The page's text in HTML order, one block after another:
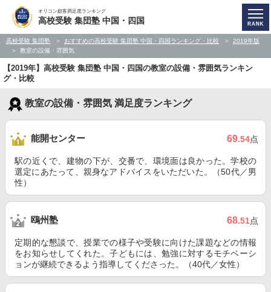
オリコン顧客満足度ランキング
高校受験 集団塾 中国・四国
高校受験 集団塾 おすすめの高校受験 集団塾 中国・四国ランキング・比較
2019年版
教室の設備・雰囲気
【2019年】高校受験 集団塾 中国・四国の教室の設備・雰囲気ランキン
グ・比較
教室の設備・雰囲気 満足度ランキング
能開センター 69.54点
駅の近くで、建物の下が、交番で、環境面は良かった。学校の
選定にあたって、親身なアドバイスをいただいた。（50代／男
性）
鴎州塾 68.51点
定期的な懇談で、授業での様子や受験に向けた課題などの情報
をお知らせしてくれた。子どもには、勉強に対するモチベーシ
ョンが継続できるよう指導してくださった。（40代／女性）